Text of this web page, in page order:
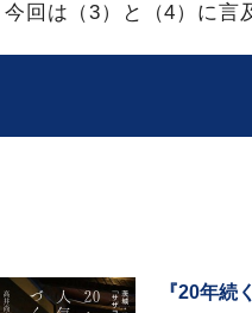
今回は（3）と（4）に言
『20年続